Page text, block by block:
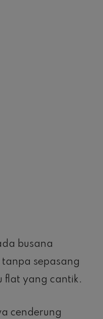
busana
sepasang
flat yang cantik.
cenderung